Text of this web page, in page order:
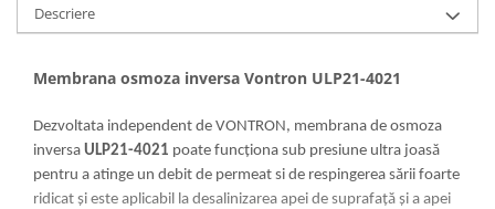
Descriere
Membrana osmoza inversa Vontron ULP21-4021
Dezvoltata independent de VONTRON, membrana de osmoza
inversa ULP21-4021 poate funcționa sub presiune ultra joasă
pentru a atinge un debit de permeat si de respingerea sării foarte
ridicat și este aplicabil la desalinizarea apei de suprafață și a apei